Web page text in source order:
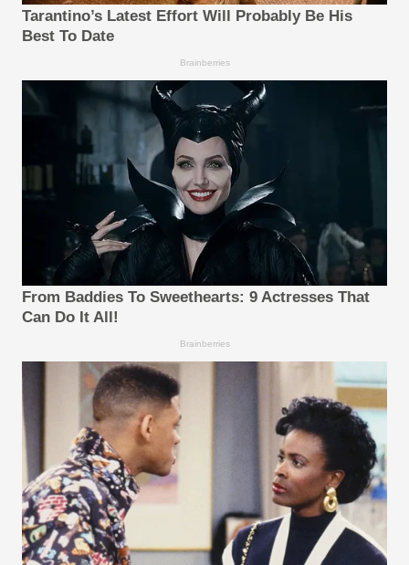
Tarantino’s Latest Effort Will Probably Be His
Best To Date
Brainberries
From Baddies To Sweethearts: 9 Actresses That
Can Do It All!
Brainberries